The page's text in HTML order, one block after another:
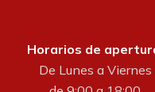
Horarios de
De Lunes a Viernes